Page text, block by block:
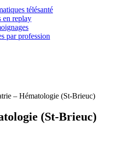
télésanté
en replay
par profession
– Hématologie (St-Brieuc)
(St-Brieuc)